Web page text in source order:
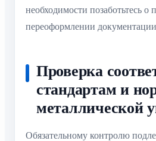
необходимости позаботьтесь о
переоформлении
Проверка
стандартам и
металлической
Обязательному контролю